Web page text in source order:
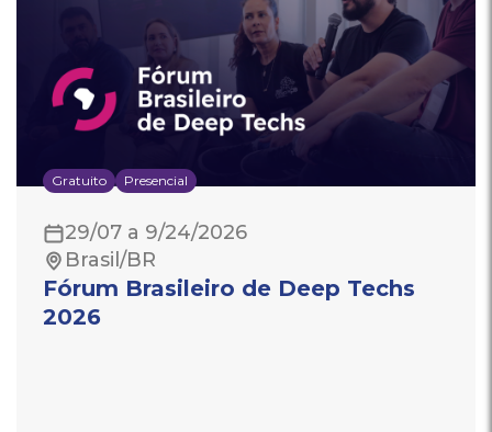
Gratuito Presencial
29/07 a 9/24/2026
Brasil/BR
Fórum Brasileiro de Deep Techs
2026